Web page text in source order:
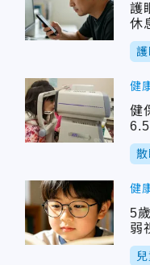
護
休
護
健
健
散
健
5
弱